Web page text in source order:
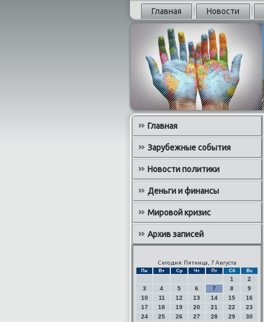
Главная Новости
Главная
Зарубежные события
Новости политики
Деньги и финансы
Мировой кризис
Архив записей
Сегодня: Пятница, 7 Августа
Пн Вт Ср Чт Пт Сб Вс
1
2
3
4 5 6 7 8
9
10
11 12 13 14 15
16
17
18 19 20 21 22
23
24
25 26 27 28 29
30